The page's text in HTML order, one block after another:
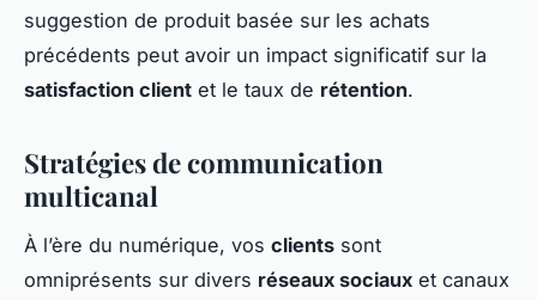
suggestion de produit basée sur les achats
précédents peut avoir un impact significatif sur la
satisfaction client et le taux de rétention.
Stratégies de communication
multicanal
À l’ère du numérique, vos clients sont
omniprésents sur divers réseaux sociaux et canaux